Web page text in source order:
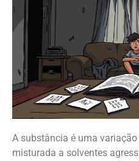
A substância é uma
misturada a solventes